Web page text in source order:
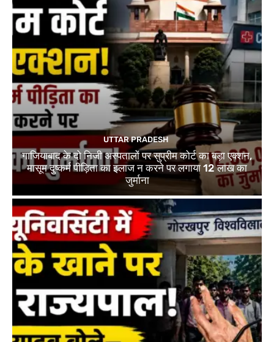
UTTAR PRADESH
गाजियाबाद के दो निजी अस्पतालों पर सुप्रीम कोर्ट का बड़ा एक्शन,
मासूम दुष्कर्म पीड़िता का इलाज न करने पर लगाया 12 लाख का
जुर्माना